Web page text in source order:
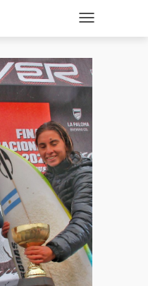
NAVEGACIÓN